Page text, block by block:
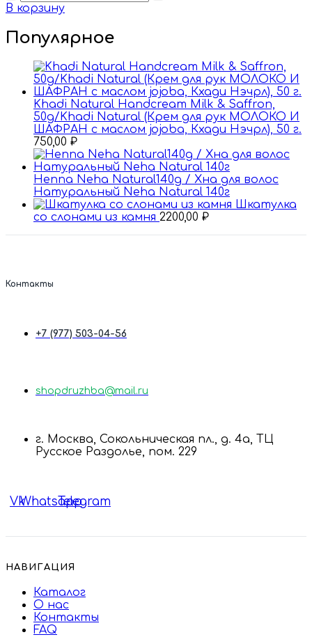
В корзину
Популярное
Khadi Natural Handcream Milk & Saffron,
50g/Khadi Natural (Крем для рук МОЛОКО И
ШАФРАН с маслом jojoba, Кхади Нэчрл), 50 г.
750,00 ₽
Henna Neha Natural140g / Хна для волос
Натуральный Nehа Natural 140г
Шкатулка
со слонами из камня 2200,00 ₽
Контакты
+7 (977) 503-04-56
shopdruzhba@mail.ru
г. Москва, Сокольническая пл., д. 4а, ТЦ
Русское Раздолье, пом. 229
VkWhatsappTelegram
НАВИГАЦИЯ
Каталог
О нас
Контакты
FAQ